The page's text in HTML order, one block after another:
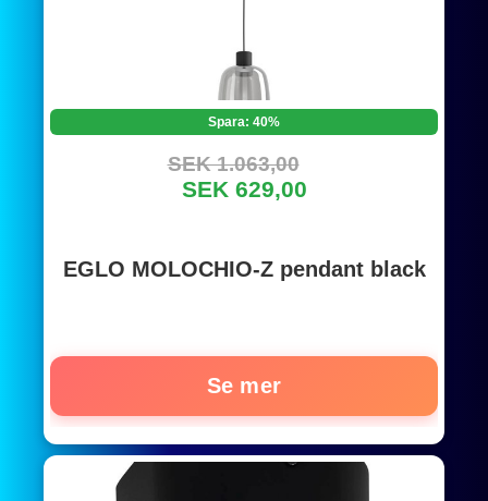
Spara: 40%
SEK 1.063,00
SEK 629,00
EGLO MOLOCHIO-Z pendant black
Se mer